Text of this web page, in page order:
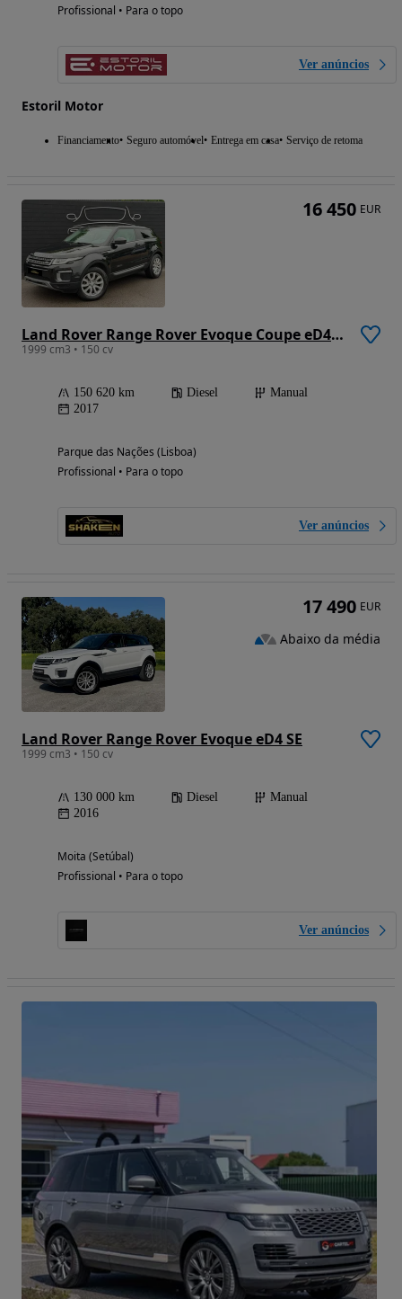
Profissional • Para o topo
Ver anúncios
Estoril Motor
Financiamento Seguro automóvel Entrega em casa Serviço de retoma
Land Rover Range Rover Evoque Coupe eD4 SE
1999 cm3 • 150 cv
150 620 km Diesel
Manual
2017
Parque das Nações (Lisboa)
Profissional • Para o topo
Ver anúncios
16 450 EUR
Land Rover Range Rover Evoque eD4 SE
1999 cm3 • 150 cv
130 000 km Diesel
Manual
2016
Moita (Setúbal)
Profissional • Para o topo
Ver anúncios
17 490 EUR
Abaixo da média